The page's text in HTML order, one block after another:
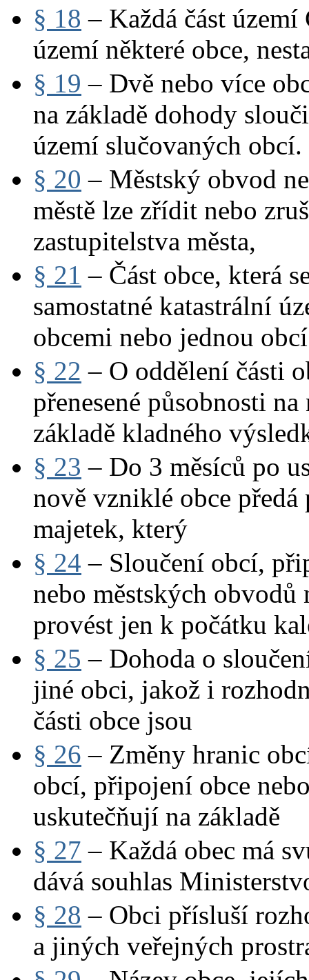
§ 18 – Každá část
území některé obce,
§ 19 – Dvě nebo více
na základě dohody
území slučovaných obcí.
§ 20 – Městský obvod
městě lze zřídit nebo
zastupitelstva města,
§ 21 – Část obce, která
samostatné katastrální
obcemi nebo jednou obcí
§ 22 – O oddělení části
přenesené působnosti
základě kladného
§ 23 – Do 3 měsíců po
nově vzniklé obce
majetek, který
§ 24 – Sloučení obcí,
nebo městských obvodů
provést jen k počátku
§ 25 – Dohoda o
jiné obci, jakož i
části obce jsou
§ 26 – Změny hranic
obcí, připojení obce
uskutečňují na základě
§ 27 – Každá obec má
dává souhlas
§ 28 – Obci přísluší
a jiných veřejných